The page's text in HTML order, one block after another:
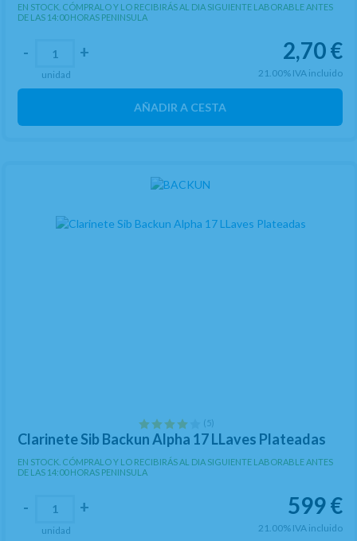
EN STOCK. CÓMPRALO Y LO RECIBIRÁS AL DIA SIGUIENTE LABORABLE ANTES
DE LAS 14:00 HORAS PENINSULA
2,70€
21.00% IVA incluido
- +
unidad
AÑADIR A CESTA
(5)
Clarinete Sib Backun Alpha 17 LLaves Plateadas
EN STOCK. CÓMPRALO Y LO RECIBIRÁS AL DIA SIGUIENTE LABORABLE ANTES
DE LAS 14:00 HORAS PENINSULA
599€
21.00% IVA incluido
- +
unidad